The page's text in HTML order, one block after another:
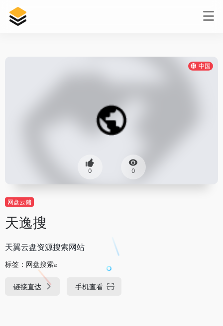
中国
0 0
网盘云储
天逸搜
天翼云盘资源搜索网站
标签： 网盘搜索
链接直达 手机查看